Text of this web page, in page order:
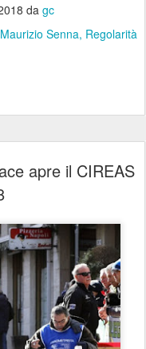
da gc
Maurizio Senna Regolarità
apre il CIREAS